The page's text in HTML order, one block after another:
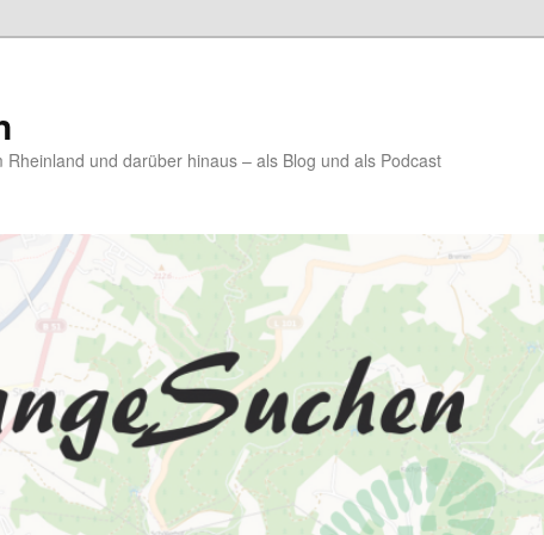
und darüber hinaus – als Blog und als Podcast